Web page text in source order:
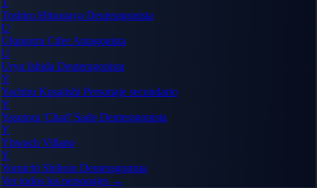
T
Toshiro Hitsugaya Deuteragonista
U
Ulquiorra CiferAntagonista
U
Uryu Ishida Deuteragonista
Y
Yachiru Kusajishi Personaje secundario
Y
Yasutora 'Chad' Sado Deuteragonista
Y
Yhwach Villano
Y
Yoruichi Shihoin Deuteragonista
Ver todos los personajes →